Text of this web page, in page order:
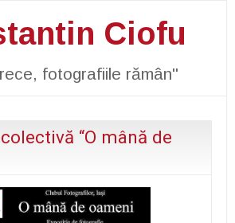
Ciofu
fotografiile rămân"
“O mână de